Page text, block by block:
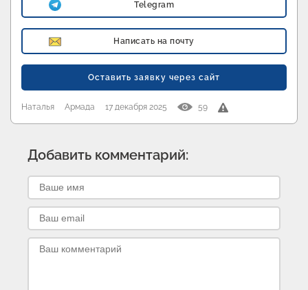
Telegram
Написать на почту
Оставить заявку через сайт
Наталья Армада 17 декабря 2025 59
Добавить комментарий: